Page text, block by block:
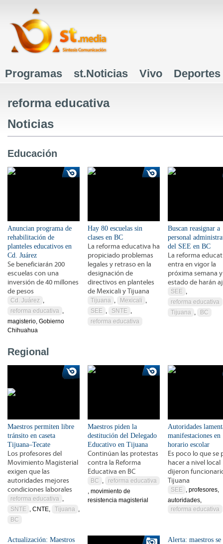
Menú principal
Programas st.Noticias Vivo Deportes
reforma educativa
Noticias
Educación
Anuncian programa de
rehabilitación de
planteles educativos en
Cd. Juárez
Se beneficiarán 200
escuelas con una
inversión de 40 millones
de pesos
Cd. Juárez ,
reforma educativa ,
magisterio, Gobierno
Chihuahua
Hay 80 escuelas sin
clases en BC
La reforma educativa ha
propiciado problemas
legales y retraso en la
designación de
directivos en planteles
de Mexicali y Tijuana
Tijuana , Mexicali ,
SEE , SNTE ,
reforma educativa
Buscan reasignar a
personal
del SEE en BC
La reforma
entra en vigor la
próxima semana
estado de harán
SEE ,
reforma educativa
Tijuana , BC
Regional
Maestros permiten libre
tránsito en caseta
Tijuana–Tecate
Los profesores del
Movimiento Magisterial
exigen que las
autoridades mejores
condiciones laborales
reforma educativa ,
SNTE , CNTE, Tijuana ,
BC
Maestros piden la
destitución del Delegado
Educativo en Tijuana
Continúan las protestas
contra la Reforma
Educativa en BC
BC ,
reforma educativa
, movimiento de
resistencia magisterial
Autoridades
manifestaciones en
horario escolar
Es poco lo que se
hacer a nivel local
dijeron
Tijuana
SEE , profesores,
autoridades,
reforma educativa
Actualización: Maestros
Alerta: maestros se